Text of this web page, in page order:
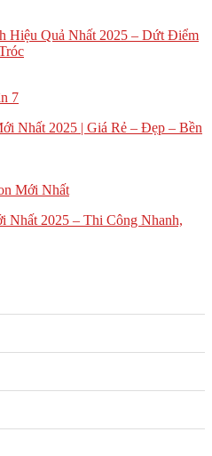
Hiệu Quả Nhất 2025 – Dứt Điểm
Nhất 2025 | Giá Rẻ – Đẹp – Bền
Nhất 2025 – Thi Công Nhanh,